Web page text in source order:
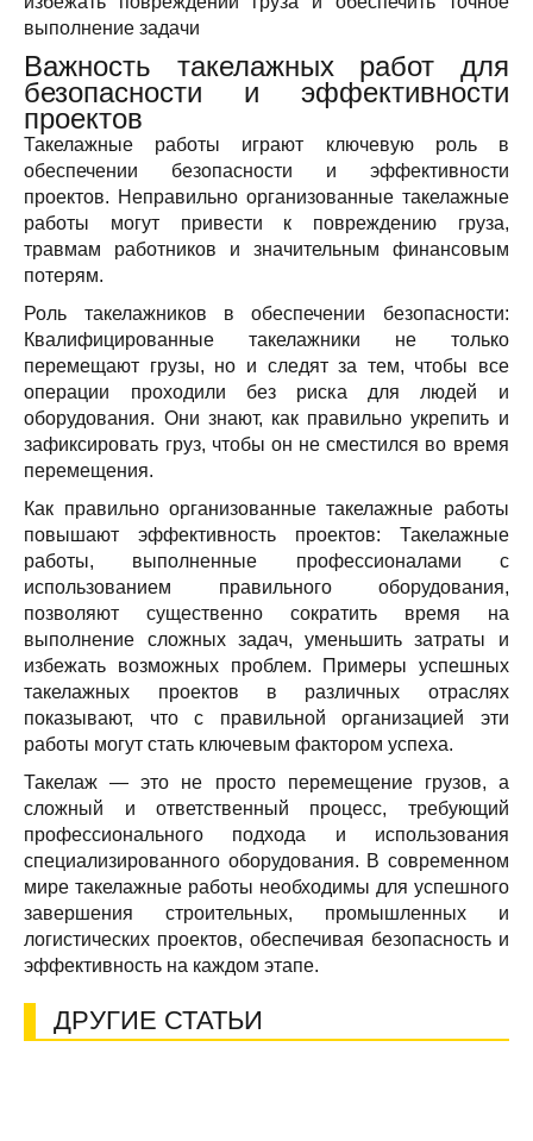
выполнение задачи
Важность такелажных работ для
безопасности и эффективности
проектов
Такелажные работы играют ключевую роль в
обеспечении безопасности и эффективности
проектов. Неправильно организованные такелажные
работы могут привести к повреждению груза,
травмам работников и значительным финансовым
потерям.
Роль такелажников в обеспечении безопасности:
Квалифицированные такелажники не только
перемещают грузы, но и следят за тем, чтобы все
операции проходили без риска для людей и
оборудования. Они знают, как правильно укрепить и
зафиксировать груз, чтобы он не сместился во время
перемещения.
Как правильно организованные такелажные работы
повышают эффективность проектов: Такелажные
работы, выполненные профессионалами с
использованием правильного оборудования,
позволяют существенно сократить время на
выполнение сложных задач, уменьшить затраты и
избежать возможных проблем. Примеры успешных
такелажных проектов в различных отраслях
показывают, что с правильной организацией эти
работы могут стать ключевым фактором успеха.
Такелаж — это не просто перемещение грузов, а
сложный и ответственный процесс, требующий
профессионального подхода и использования
специализированного оборудования. В современном
мире такелажные работы необходимы для успешного
завершения строительных, промышленных и
логистических проектов, обеспечивая безопасность и
эффективность на каждом этапе.
ДРУГИЕ СТАТЬИ